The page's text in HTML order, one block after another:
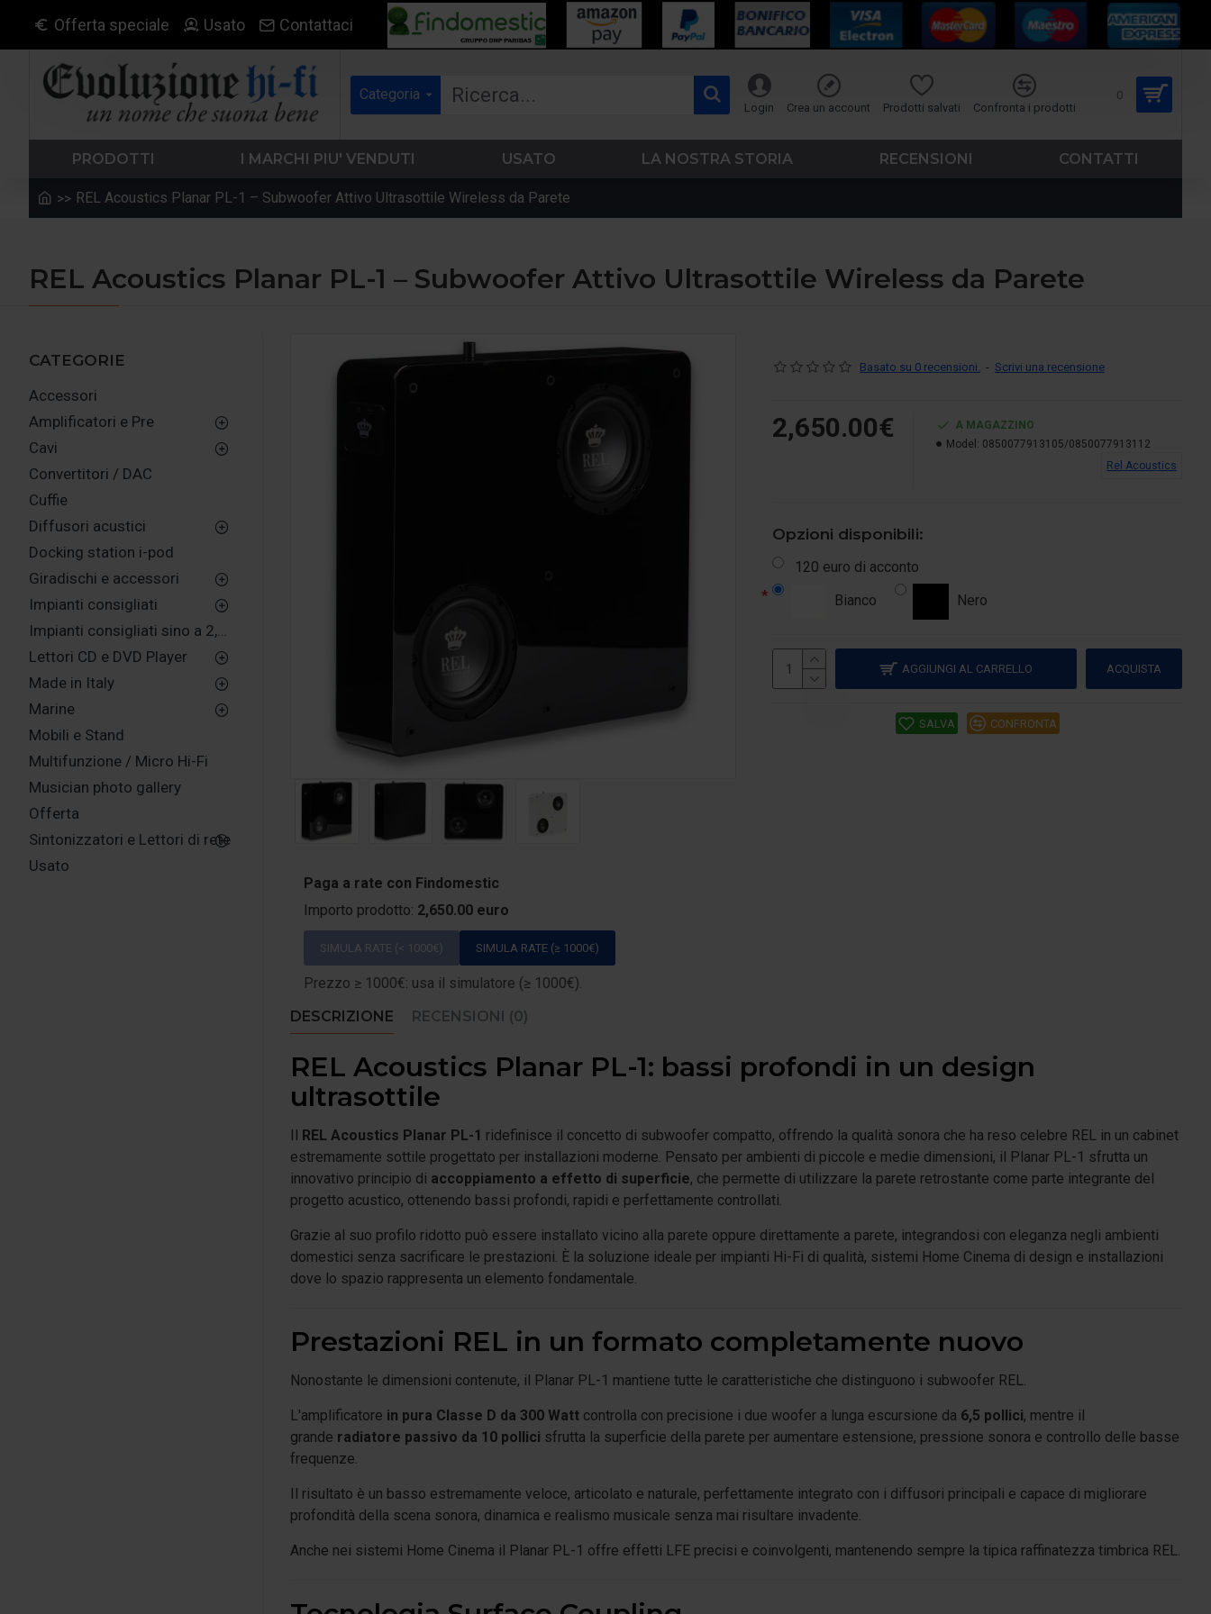
Offerta speciale Usato Contattaci
Categoria
Login Crea un account Prodotti salvati Confronta i prodotti
0
PRODOTTI I MARCHI PIU' VENDUTI USATO LA NOSTRA STORIA RECENSIONI CONTATTI
REL Acoustics Planar PL-1 – Subwoofer Attivo Ultrasottile Wireless da Parete
REL Acoustics Planar PL-1 – Subwoofer Attivo Ultrasottile Wireless da Parete
CATEGORIE
Accessori
Amplificatori e Pre
Cavi
Convertitori / DAC
Cuffie
Diffusori acustici
Docking station i-pod
Giradischi e accessori
Impianti consigliati
Impianti consigliati sino a 2,500,00 euro
Lettori CD e DVD Player
Made in Italy
Marine
Mobili e Stand
Multifunzione / Micro Hi-Fi
Musician photo gallery
Offerta
Sintonizzatori e Lettori di rete
Usato
Basato su 0 recensioni. - Scrivi una recensione
2,650.00€
A MAGAZZINO
Model: 0850077913105/0850077913112
Rel Acoustics
Opzioni disponibili:
120 euro di acconto
Bianco
Nero
AGGIUNGI AL CARRELLO ACQUISTA
SALVA CONFRONTA
Paga a rate con Findomestic
Importo prodotto: 2,650.00 euro
SIMULA RATE (< 1000€) SIMULA RATE (≥ 1000€)
Prezzo ≥ 1000€: usa il simulatore (≥ 1000€).
DESCRIZIONE
RECENSIONI (0)
REL Acoustics Planar PL-1: bassi profondi in un design
ultrasottile
Il REL Acoustics Planar PL-1 ridefinisce il concetto di subwoofer compatto, offrendo la qualità sonora che ha reso celebre REL in un cabinet
estremamente sottile progettato per installazioni moderne. Pensato per ambienti di piccole e medie dimensioni, il Planar PL-1 sfrutta un
innovativo principio di accoppiamento a effetto di superficie, che permette di utilizzare la parete retrostante come parte integrante del
progetto acustico, ottenendo bassi profondi, rapidi e perfettamente controllati.
Grazie al suo profilo ridotto può essere installato vicino alla parete oppure direttamente a parete, integrandosi con eleganza negli ambienti
domestici senza sacrificare le prestazioni. È la soluzione ideale per impianti Hi-Fi di qualità, sistemi Home Cinema di design e installazioni
dove lo spazio rappresenta un elemento fondamentale.
Prestazioni REL in un formato completamente nuovo
Nonostante le dimensioni contenute, il Planar PL-1 mantiene tutte le caratteristiche che distinguono i subwoofer REL.
L'amplificatore in pura Classe D da 300 Watt controlla con precisione i due woofer a lunga escursione da 6,5 pollici, mentre il
grande radiatore passivo da 10 pollici sfrutta la superficie della parete per aumentare estensione, pressione sonora e controllo delle basse
frequenze.
Il risultato è un basso estremamente veloce, articolato e naturale, perfettamente integrato con i diffusori principali e capace di migliorare
profondità della scena sonora, dinamica e realismo musicale senza mai risultare invadente.
Anche nei sistemi Home Cinema il Planar PL-1 offre effetti LFE precisi e coinvolgenti, mantenendo sempre la tipica raffinatezza timbrica REL.